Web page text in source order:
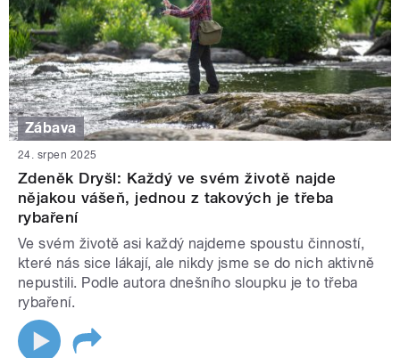
Zábava
24. srpen 2025
Zdeněk Dryšl: Každý ve svém životě najde
nějakou vášeň, jednou z takových je třeba
rybaření
Ve svém životě asi každý najdeme spoustu činností,
které nás sice lákají, ale nikdy jsme se do nich aktivně
nepustili. Podle autora dnešního sloupku je to třeba
rybaření.